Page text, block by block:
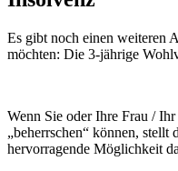
Es gibt noch einen weiteren
möchten: Die 3-jährige
Wenn Sie oder Ihre Frau /
„beherrschen“ können, stellt
hervorragende Möglichkeit